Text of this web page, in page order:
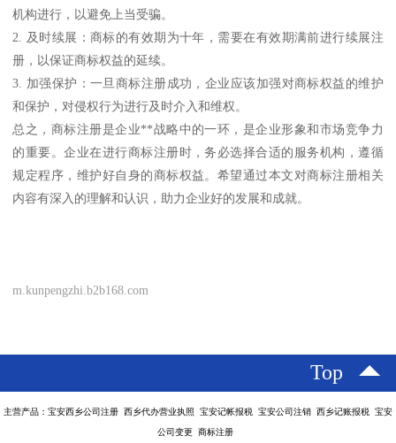
机构进行，以避免上当受骗。
2. 及时续展：商标的有效期为十年，需要在有效期满前进行续展注
册，以保证商标权益的延续。
3. 加强保护：一旦商标注册成功，企业应该加强对商标权益的维护
和保护，对侵权行为进行及时介入和维权。
总之，商标注册是企业**战略中的一环，是企业形象和市场竞争力
的重要。企业在进行商标注册时，务必选择合适的服务机构，遵循
规定程序，维护好自身的商标权益。希望通过本文对商标注册相关
内容有深入的理解和认识，助力企业好的发展和成就。
m.kunpengzhi.b2b168.com
Top
主营产品：宝安西乡公司注册 西乡代办营业执照 宝安记帐报税 宝安公司注销 西乡记账报税 宝安
公司变更 商标注册